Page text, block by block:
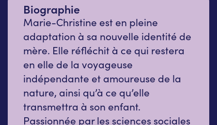
Biographie
Marie-Christine est en pleine
adaptation à sa nouvelle identité de
mère. Elle réfléchit à ce qui restera
en elle de la voyageuse
indépendante et amoureuse de la
nature, ainsi qu’à ce qu’elle
transmettra à son enfant.
Passionnée par les sciences sociales